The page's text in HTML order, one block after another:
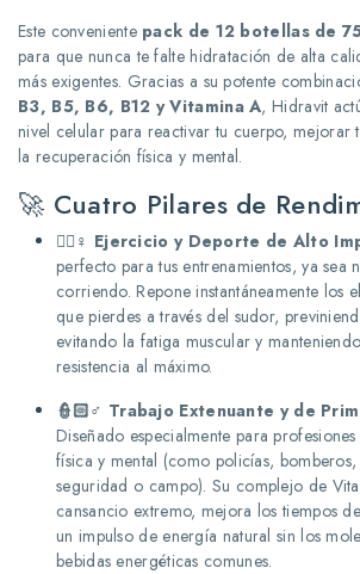
Este conveniente pack de 12 botellas de
para que nunca te falte hidratación de alta
más exigentes. Gracias a su potente
B3, B5, B6, B12 y Vitamina A, Hidravit
nivel celular para reactivar tu cuerpo, mejorar
la recuperación física y mental.
🚀 Cuatro Pilares de
🏊🏻♀️ Ejercicio y Deporte de Alto
perfecto para tus entrenamientos, ya sea
corriendo. Repone instantáneamente los
que pierdes a través del sudor,
evitando la fatiga muscular y
resistencia al máximo.
👮🏻♂️ Trabajo Extenuante y de
Diseñado especialmente para
física y mental (como policías,
seguridad o campo). Su complejo de
cansancio extremo, mejora los tiempos
un impulso de energía natural sin los
bebidas energéticas comunes.